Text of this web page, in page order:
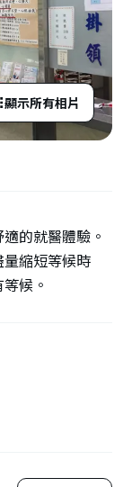
顯示所有相片
的就醫體驗。
縮短等候時
候。